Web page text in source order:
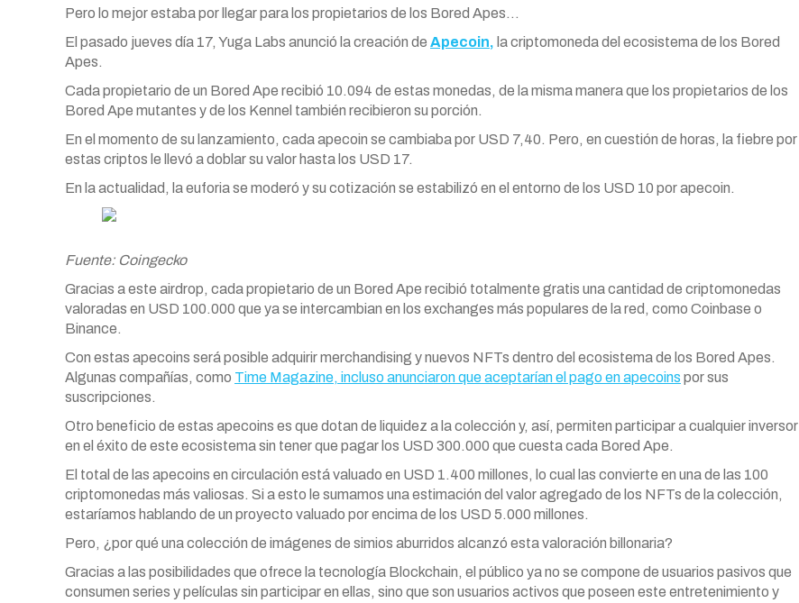
Pero lo mejor estaba por llegar para los propietarios de los Bored Apes…
El pasado jueves día 17, Yuga Labs anunció la creación de Apecoin, la criptomoneda del ecosistema de los Bored
Apes.
Cada propietario de un Bored Ape recibió 10.094 de estas monedas, de la misma manera que los propietarios de los
Bored Ape mutantes y de los Kennel también recibieron su porción.
En el momento de su lanzamiento, cadaapecoin se cambiaba por USD 7,40. Pero, en cuestión de horas, la fiebre por
estas criptos le llevó a doblar su valor hasta los USD 17.
En la actualidad, la euforia se moderó y su cotización se estabilizó en el entorno de los USD 10 porapecoin.
Fuente: Coingecko
Gracias a este airdrop, cada propietario de un Bored Ape recibió totalmente gratis una cantidad de criptomonedas
valoradas en USD 100.000 que ya se intercambian en los exchanges más populares de la red, como Coinbase o
Binance.
Con estas apecoins será posible adquirir merchandising y nuevos NFTs dentro del ecosistema de los Bored Apes.
Algunas compañías, como Time Magazine, incluso anunciaron que aceptarían el pago enapecoins por sus
suscripciones.
Otro beneficio de estas apecoins es que dotan de liquidez a la colección y, así, permiten participar a cualquier inversor
en el éxito de este ecosistema sin tener que pagar los USD 300.000 que cuesta cada Bored Ape.
El total de las apecoins en circulación está valuado en USD 1.400 millones, lo cual las convierte en una de las 100
criptomonedas más valiosas. Si a esto le sumamos una estimación del valor agregado de los NFTs de la colección,
estaríamos hablando de un proyecto valuado por encima de los USD 5.000 millones.
Pero, ¿por qué una colección de imágenes de simios aburridos alcanzó esta valoración billonaria?
Gracias a las posibilidades que ofrece la tecnología Blockchain, el público ya no se compone de usuarios pasivos que
consumen series y películas sin participar en ellas, sino que son usuarios activos que poseen este entretenimiento y